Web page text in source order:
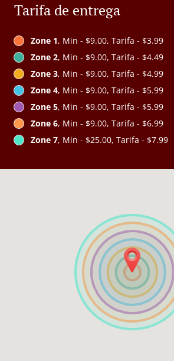
Tarifa de entrega
Zone 1, Min - $9.00, Tarifa - $3.99
Zone 2, Min - $9.00, Tarifa - $4.49
Zone 3, Min - $9.00, Tarifa - $4.99
Zone 4, Min - $9.00, Tarifa - $5.99
Zone 5, Min - $9.00, Tarifa - $5.99
Zone 6, Min - $9.00, Tarifa - $6.99
Zone 7, Min - $25.00, Tarifa - $7.99